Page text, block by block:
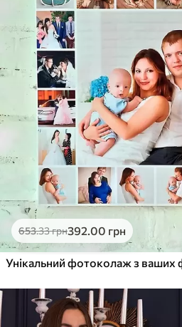
653.33грн392.00 грн